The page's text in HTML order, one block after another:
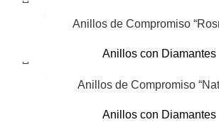
Anillos de Compromiso
Anillos con Diamantes
Anillos de Compromiso
Anillos con Diamantes